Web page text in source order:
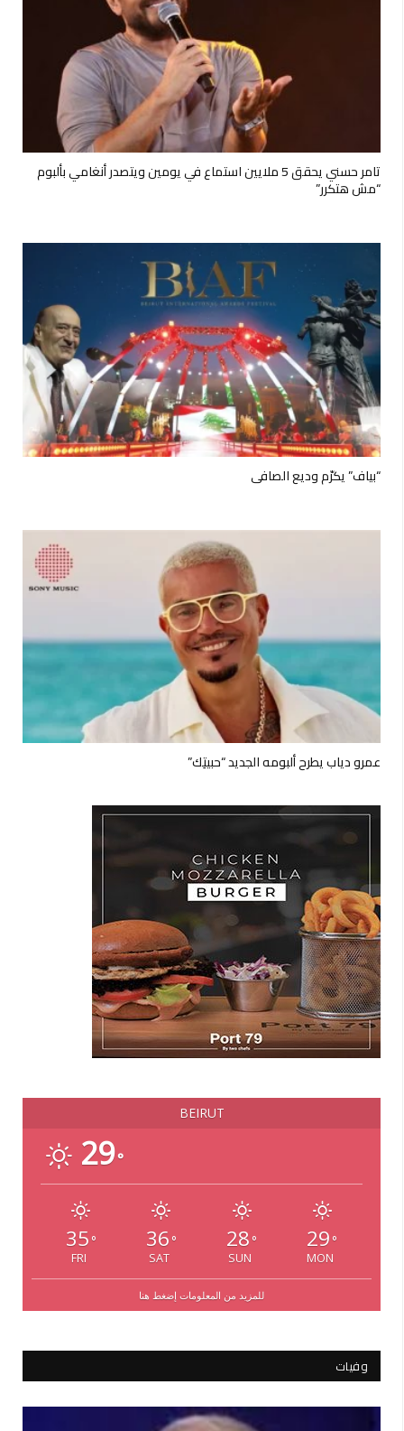
تامر حسني يحقق 5 ملايين استماع في يومين ويتصدر أنغامي بألبوم
“مش هتكرر”
“بياف” يكرّم وديع الصافي
عمرو دياب يطرح ألبومه الجديد “حبيتِك”
BEIRUT
29°
35 °
FRI
36 °
SAT
28 °
SUN
29 °
MON
للمزيد من المعلومات إضغط هنا
وفيات